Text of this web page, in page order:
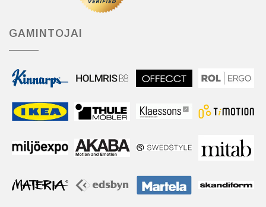
GAMINTOJAI